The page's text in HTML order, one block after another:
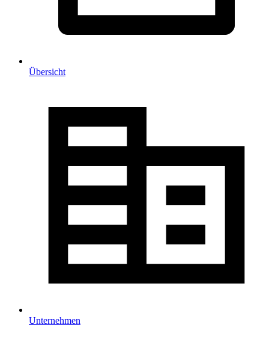
Übersicht
Unternehmen